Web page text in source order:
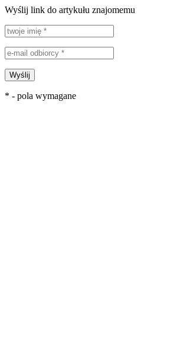
Wyślij link do artykułu znajomemu
Wyślij
* - pola wymagane